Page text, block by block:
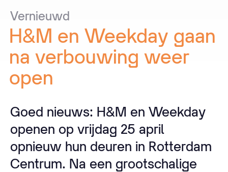
Vernieuwd
H&M en Weekday gaan
na verbouwing weer
open
Goed nieuws: H&M en Weekday
openen op vrijdag 25 april
opnieuw hun deuren in Rotterdam
Centrum. Na een grootschalige